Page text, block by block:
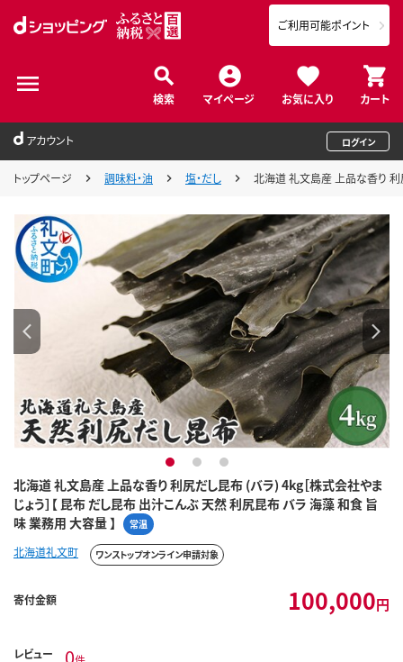
検索 マイページ お気に入り カート
ご利用可能ポイント
アカウント ログイン
トップページ 調味料・油 塩・だし 北海道 礼文島産 上品な香り 利
北海道 礼文島産 上品な香り 利尻だし昆布 (バラ) 4kg［株式会社やま
じょう］【 昆布 だし昆布 出汁こんぶ 天然 利尻昆布 バラ 海藻 和食 旨
味 業務用 大容量 】
常温
1 2 3
北海道礼文町 ワンストップオンライン申請対象
寄付金額 100,000円
レビュー 0